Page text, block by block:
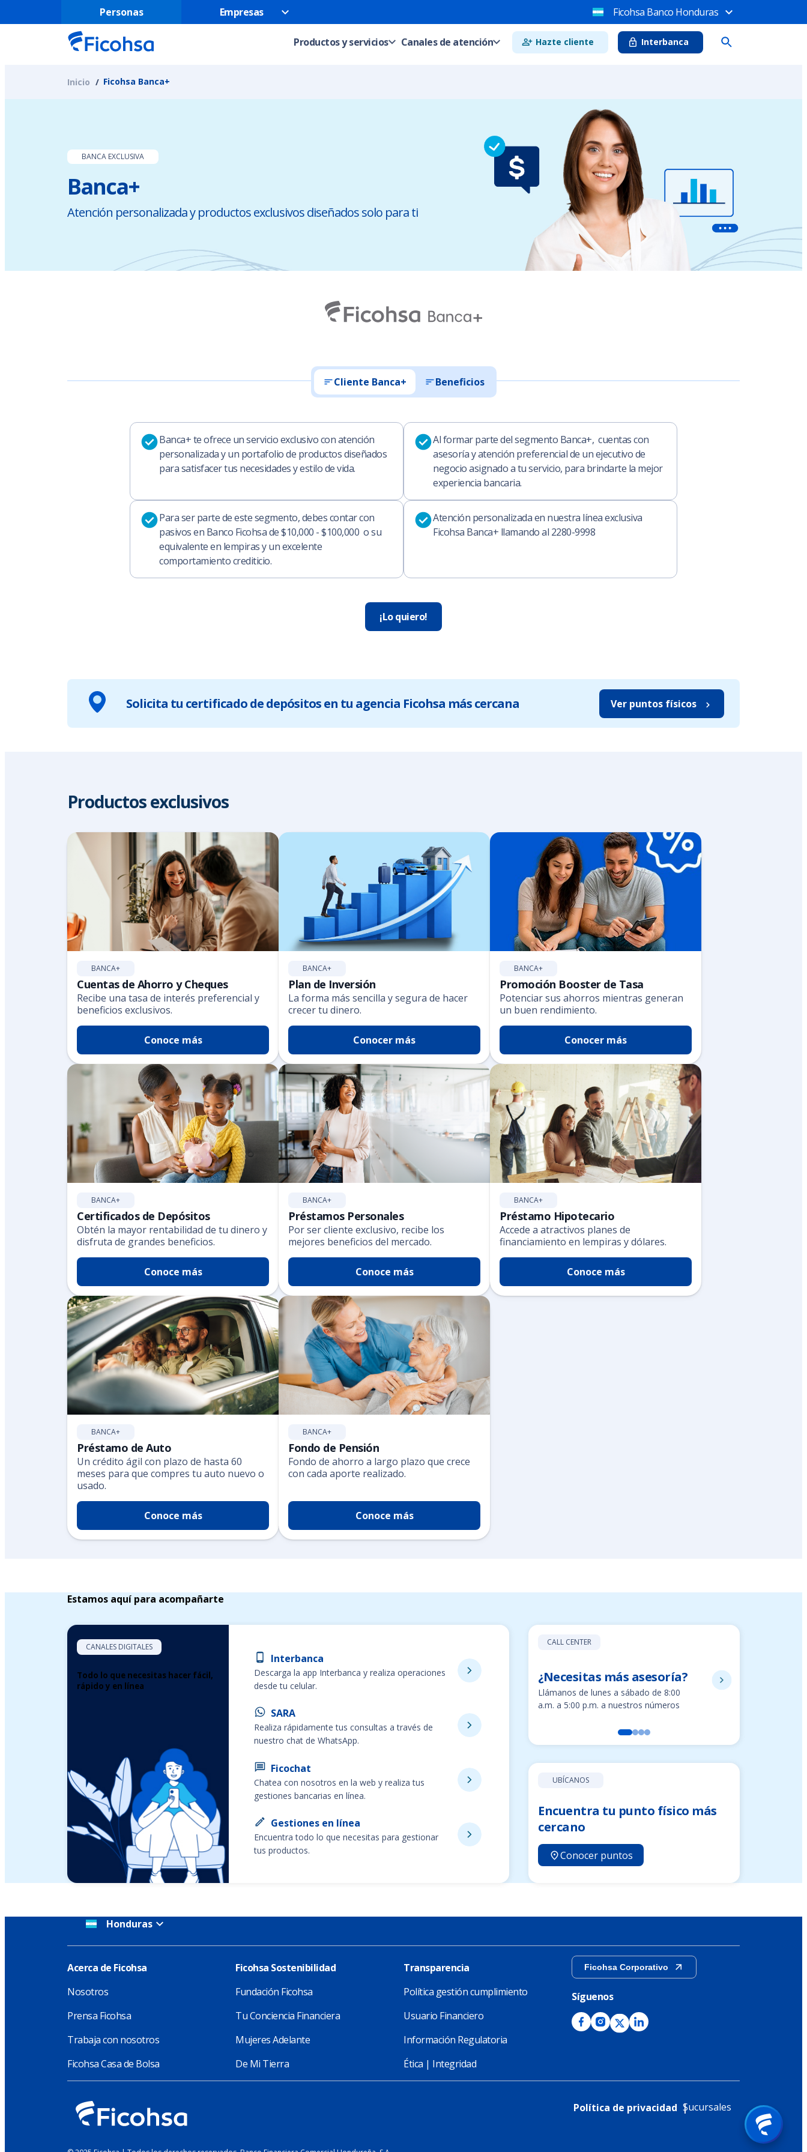
Personas Empresas Ficohsa Banco Honduras
Productos y servicios Canales de atención Hazte cliente Interbanca
Inicio Ficohsa Banca+
BANCA EXCLUSIVA
Banca+
Atención personalizada y productos exclusivos diseñados solo para ti
Cliente Banca+ Beneficios
Banca+ te ofrece un servicio exclusivo con atención
personalizada y un portafolio de productos diseñados
para satisfacer tus necesidades y estilo de vida.
Al formar parte del segmento Banca+, cuentas con
asesoría y atención preferencial de un ejecutivo de
negocio asignado a tu servicio, para brindarte la mejor
experiencia bancaria.
Para ser parte de este segmento, debes contar con
pasivos en Banco Ficohsa de $10,000 - $100,000 o su
equivalente en lempiras y un excelente
comportamiento crediticio.
Atención personalizada en nuestra línea exclusiva
Ficohsa Banca+ llamando al 2280-9998
¡Lo quiero!
Solicita tu certificado de depósitos en tu agencia Ficohsa más cercana Ver puntos físicos
Productos exclusivos
BANCA+
Cuentas de Ahorro y Cheques
Recibe una tasa de interés preferencial y
beneficios exclusivos.
Conoce más
BANCA+
Plan de Inversión
La forma más sencilla y segura de hacer
crecer tu dinero.
Conocer más
BANCA+
Promoción Booster de Tasa
Potenciar sus ahorros mientras generan
un buen rendimiento.
Conocer más
BANCA+
Certificados de Depósitos
Obtén la mayor rentabilidad de tu dinero y
disfruta de grandes beneficios.
Conoce más
BANCA+
Préstamos Personales
Por ser cliente exclusivo, recibe los
mejores beneficios del mercado.
Conoce más
BANCA+
Préstamo Hipotecario
Accede a atractivos planes de
financiamiento en lempiras y dólares.
Conoce más
BANCA+
Préstamo de Auto
Un crédito ágil con plazo de hasta 60
meses para que compres tu auto nuevo o
usado.
Conoce más
BANCA+
Fondo de Pensión
Fondo de ahorro a largo plazo que crece
con cada aporte realizado.
Conoce más
Estamos aquí para acompañarte
CANALES DIGITALES
Todo lo que necesitas hacer fácil,
rápido y en línea
Interbanca
Descarga la app Interbanca y realiza operaciones
desde tu celular.
SARA
Realiza rápidamente tus consultas a través de
nuestro chat de WhatsApp.
Ficochat
Chatea con nosotros en la web y realiza tus
gestiones bancarias en línea.
Gestiones en línea
Encuentra todo lo que necesitas para gestionar
tus productos.
CALL CENTER
¿Necesitas más asesoría?
Llámanos de lunes a sábado de 8:00
a.m. a 5:00 p.m. a nuestros números
UBÍCANOS
Encuentra tu punto físico más
cercano
Conocer puntos
Honduras
Acerca de Ficohsa
Nosotros
Prensa Ficohsa
Trabaja con nosotros
Ficohsa Casa de Bolsa
Ficohsa Sostenibilidad
Fundación Ficohsa
Tu Conciencia Financiera
Mujeres Adelante
De Mi Tierra
Transparencia
Política gestión cumplimiento
Usuario Financiero
Información Regulatoria
Ética | Integridad
Ficohsa Corporativo
Síguenos
Política de privacidad Sucursales